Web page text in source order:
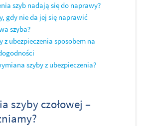
szyb nadają się do naprawy?
gdy nie da jej się naprawić
szyba?
z ubezpieczenia sposobem na
szyby z ubezpieczenia?
szyby czołowej –